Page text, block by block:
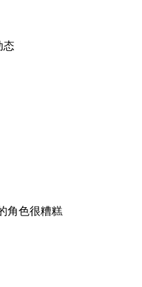
态
角色很糟糕